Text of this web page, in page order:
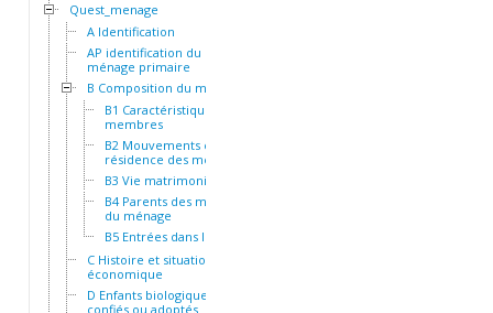
Quest_menage
A Identification
AP identification du
ménage primaire
B Composition du ménage
B1 Caractéristiques des
membres
B2 Mouvements et
résidence des membres
B3 Vie matrimoniale
B4 Parents des membres
du ménage
B5 Entrées dans le ménage
C Histoire et situation socio-
économique
D Enfants biologiques,
confiés ou adoptés